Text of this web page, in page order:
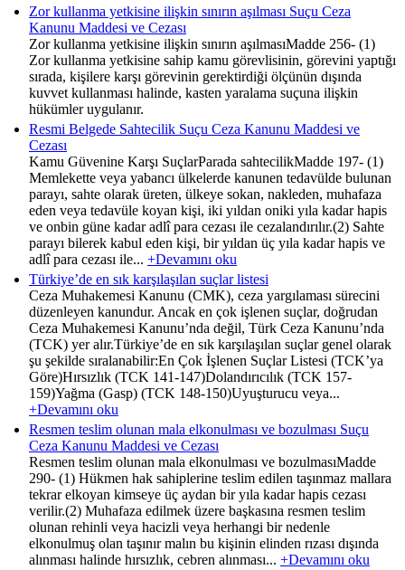
Zor kullanma yetkisine ilişkin sınırın aşılması Suçu Ceza
Kanunu Maddesi ve Cezası
Zor kullanma yetkisine ilişkin sınırın aşılmasıMadde 256- (1)
Zor kullanma yetkisine sahip kamu görevlisinin, görevini yaptığı
sırada, kişilere karşı görevinin gerektirdiği ölçünün dışında
kuvvet kullanması halinde, kasten yaralama suçuna ilişkin
hükümler uygulanır.
Resmi Belgede Sahtecilik Suçu Ceza Kanunu Maddesi ve
Cezası
Kamu Güvenine Karşı SuçlarParada sahtecilikMadde 197- (1)
Memlekette veya yabancı ülkelerde kanunen tedavülde bulunan
parayı, sahte olarak üreten, ülkeye sokan, nakleden, muhafaza
eden veya tedavüle koyan kişi, iki yıldan oniki yıla kadar hapis
ve onbin güne kadar adlî para cezası ile cezalandırılır.(2) Sahte
parayı bilerek kabul eden kişi, bir yıldan üç yıla kadar hapis ve
adlî para cezası ile... +Devamını oku
Türkiye’de en sık karşılaşılan suçlar listesi
Ceza Muhakemesi Kanunu (CMK), ceza yargılaması sürecini
düzenleyen kanundur. Ancak en çok işlenen suçlar, doğrudan
Ceza Muhakemesi Kanunu’nda değil, Türk Ceza Kanunu’nda
(TCK) yer alır.Türkiye’de en sık karşılaşılan suçlar genel olarak
şu şekilde sıralanabilir:En Çok İşlenen Suçlar Listesi (TCK’ya
Göre)Hırsızlık (TCK 141-147)Dolandırıcılık (TCK 157-
159)Yağma (Gasp) (TCK 148-150)Uyuşturucu veya...
+Devamını oku
Resmen teslim olunan mala elkonulması ve bozulması Suçu
Ceza Kanunu Maddesi ve Cezası
Resmen teslim olunan mala elkonulması ve bozulmasıMadde
290- (1) Hükmen hak sahiplerine teslim edilen taşınmaz mallara
tekrar elkoyan kimseye üç aydan bir yıla kadar hapis cezası
verilir.(2) Muhafaza edilmek üzere başkasına resmen teslim
olunan rehinli veya hacizli veya herhangi bir nedenle
elkonulmuş olan taşınır malın bu kişinin elinden rızası dışında
alınması halinde hırsızlık, cebren alınması... +Devamını oku